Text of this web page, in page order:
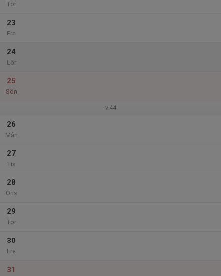
Tor
23
Fre
24
Lör
25
Sön
v.44
26
Mån
27
Tis
28
Ons
29
Tor
30
Fre
31